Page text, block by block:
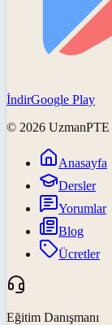
İndirGoogle Play
© 2026 UzmanPTE
Anasayfa
Dersler
Yorumlar
Blog
Ücretler
Eğitim Danışmanı